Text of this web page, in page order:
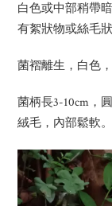
白色或中部稍帶
有絮狀物或絲毛狀
菌褶離生，白色
菌柄長3-10cm，
絨毛，內部鬆軟